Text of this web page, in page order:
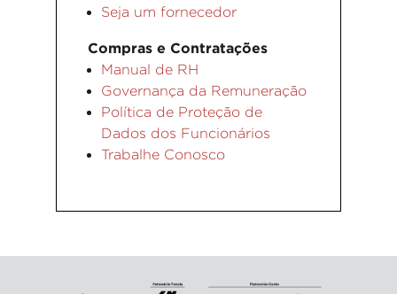
Seja um fornecedor
Compras e Contratações
Manual de RH
Governança da Remuneração
Política de Proteção de
Dados dos Funcionários
Trabalhe Conosco